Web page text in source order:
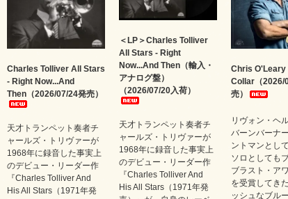
Charles Tolliver All Stars
- Right Now...And
Then（2026/07/24発売）
天才トランペット奏者チ
ャールズ・トリヴァーが
1968年に録音した事実上
のデビュー・リーダー作
『Charles Tolliver And
His All Stars（1971年発
＜LP＞Charles Tolliver
All Stars - Right
Now...And Then（輸入・
アナログ盤）
（2026/07/20入荷）
天才トランペット奏者チ
ャールズ・トリヴァーが
1968年に録音した事実上
のデビュー・リーダー作
『Charles Tolliver And
His All Stars（1971年発
Chris O'Leary
Collar（2026/
売）
リヴォン・ヘ
バーンバーナ
ントマンとし
ソロとしても
ブラスト・ア
を受賞してき
ッシュなブル